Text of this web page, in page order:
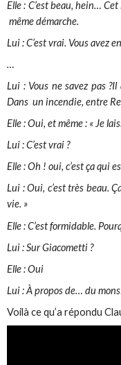
Elle : C’est beau, hein…
même démarche.
Lui : C’est vrai. Vous avez
…
Lui : Vous ne savez pas
Dans un incendie, entre
Elle : Oui, et même : « Je
Lui : C’est vrai ?
Elle : Oh ! oui, c’est ça qui
Lui : Oui, c’est très beau.
vie. »
Elle : C’est formidable.
Lui : Sur Giacometti ?
Elle : Oui
Lui : À propos de… du
Voilà ce qu’a répondu